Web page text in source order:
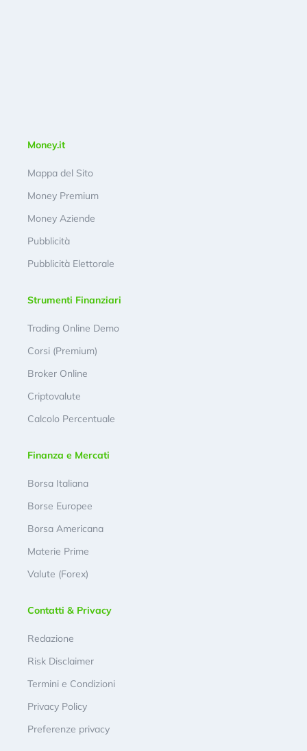
Money.it
Mappa del Sito
Money Premium
Money Aziende
Pubblicità
Pubblicità Elettorale
Strumenti Finanziari
Trading Online Demo
Corsi (Premium)
Broker Online
Criptovalute
Calcolo Percentuale
Finanza e Mercati
Borsa Italiana
Borse Europee
Borsa Americana
Materie Prime
Valute (Forex)
Contatti & Privacy
Redazione
Risk Disclaimer
Termini e Condizioni
Privacy Policy
Preferenze privacy